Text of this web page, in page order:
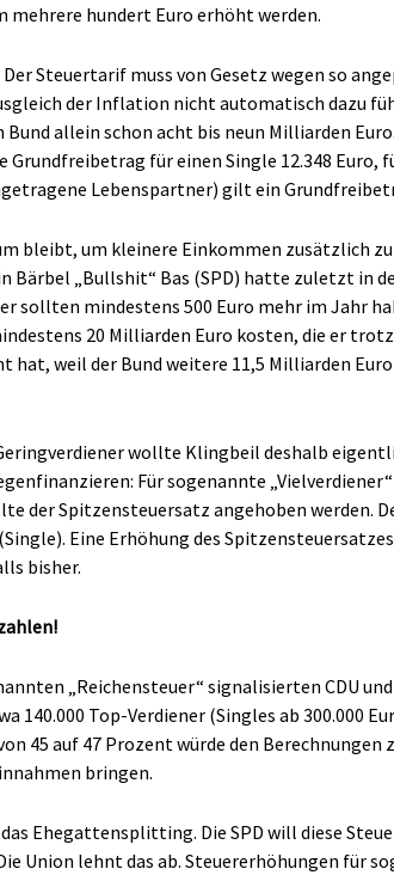
mehrere hundert Euro erhöht werden.
Steuertarif muss von Gesetz wegen so
der Inflation nicht automatisch dazu
Bund allein schon acht bis neun Milliarden
Grundfreibetrag für einen Single 12.348 Euro,
Lebenspartner) gilt ein
bleibt, um kleinere Einkommen zusätzlich
Bärbel „Bullshit“ Bas (SPD) hatte zuletzt in
sollten mindestens 500 Euro mehr im Jahr
20 Milliarden Euro kosten, die er
hat, weil der Bund weitere 11,5 Milliarden
wollte Klingbeil deshalb
Für sogenannte
der Spitzensteuersatz angehoben werden.
Eine Erhöhung des
bisher.
„Reichensteuer“ signalisierten CDU
140.000 Top-Verdiener (Singles ab 300.000
45 auf 47 Prozent würde den
bringen.
Ehegattensplitting. Die SPD will diese
Union lehnt das ab. Steuererhöhungen für